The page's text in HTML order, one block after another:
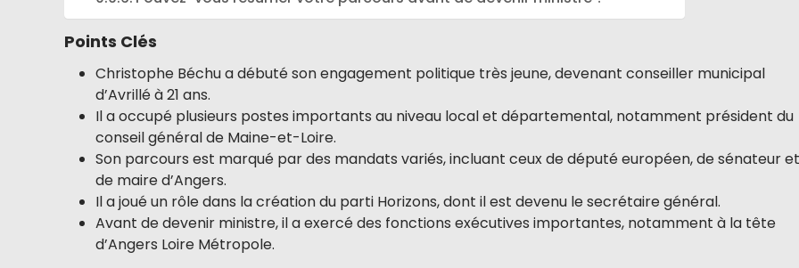
Points Clés
Christophe Béchu a débuté son engagement politique très jeune, devenant conseiller municipal
d’Avrillé à 21 ans.
Il a occupé plusieurs postes importants au niveau local et départemental, notamment président du
conseil général de Maine-et-Loire.
Son parcours est marqué par des mandats variés, incluant ceux de député européen, de sénateur et
de maire d’Angers.
Il a joué un rôle dans la création du parti Horizons, dont il est devenu le secrétaire général.
Avant de devenir ministre, il a exercé des fonctions exécutives importantes, notamment à la tête
d’Angers Loire Métropole.